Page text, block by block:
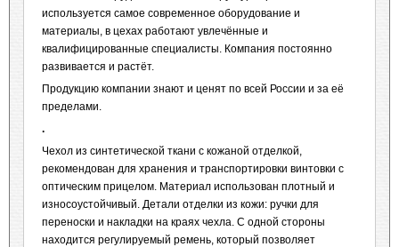
используется самое современное оборудование и
материалы, в цехах работают увлечённые и
квалифицированные специалисты. Компания постоянно
развивается и растёт.
Продукцию компании знают и ценят по всей России и за её
пределами.
.
Чехол из синтетической ткани с кожаной отделкой,
рекомендован для хранения и транспортировки винтовки с
оптическим прицелом. Материал использован плотный и
износоустойчивый. Детали отделки из кожи: ручки для
переноски и накладки на краях чехла. С одной стороны
находится регулируемый ремень, который позволяет